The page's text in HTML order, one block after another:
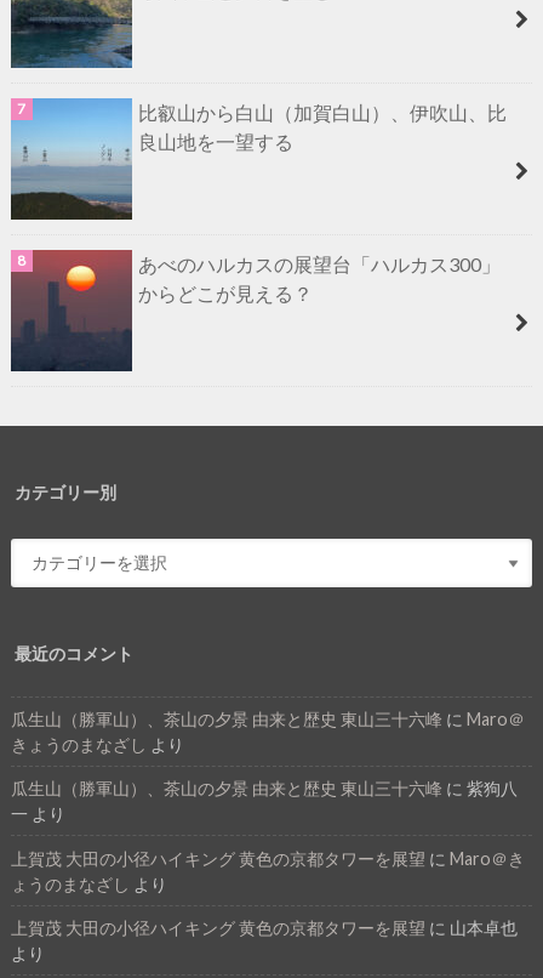
比叡山から白山（加賀白山）、伊吹山、比
良山地を一望する
あべのハルカスの展望台「ハルカス300」
からどこが見える？
カテゴリー別
最近のコメント
瓜生山（勝軍山）、茶山の夕景 由来と歴史 東山三十六峰 に Maro＠
きょうのまなざし より
瓜生山（勝軍山）、茶山の夕景 由来と歴史 東山三十六峰 に 紫狗八
一 より
上賀茂 大田の小径ハイキング 黄色の京都タワーを展望 に Maro＠き
ょうのまなざし より
上賀茂 大田の小径ハイキング 黄色の京都タワーを展望 に 山本卓也
より